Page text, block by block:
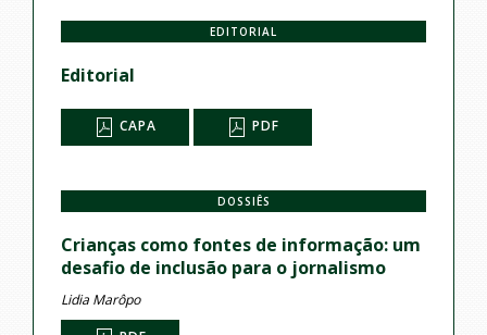
EDITORIAL
Editorial
CAPA PDF
DOSSIÊS
Crianças como fontes de informação: um
desafio de inclusão para o jornalismo
Lidia Marôpo